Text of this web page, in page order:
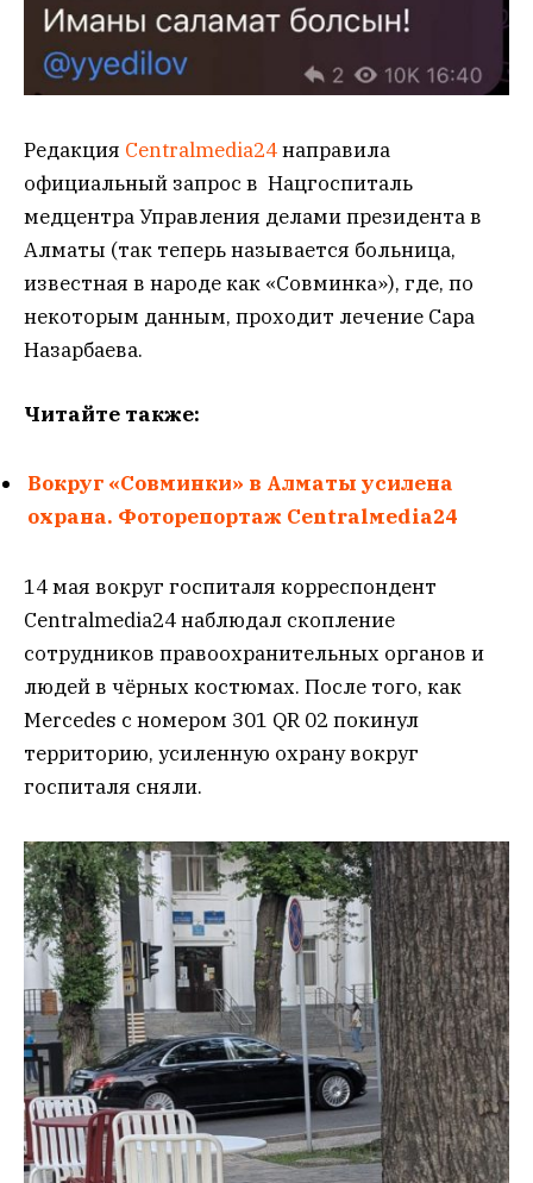
Редакция Centralmedia24направила
официальный запрос в Нацгоспиталь
медцентра Управления делами президента в
Алматы (так теперь называется больница,
известная в народе как «Совминка»), где, по
некоторым данным, проходит лечение Сара
Назарбаева.
Читайте также:
Вокруг «Совминки» в Алматы усилена
охрана. Фоторепортаж Centralмedia24
14 мая вокруг госпиталя корреспондент
Centralmedia24 наблюдал скопление
сотрудников правоохранительных органов и
людей в чёрных костюмах. После того, как
Mercedes с номером 301 QR 02 покинул
территорию, усиленную охрану вокруг
госпиталя сняли.